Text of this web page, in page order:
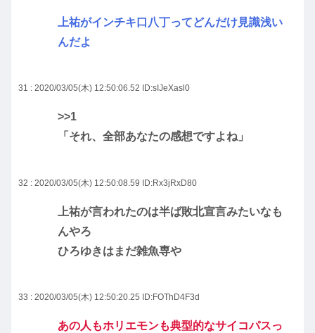
上祐がインチキ口八丁ってどんだけ見識浅い
んだよ
31 : 2020/03/05(木) 12:50:06.52 ID:sIJeXasl0
>>1
「それ、全部あなたの感想ですよね」
32 : 2020/03/05(木) 12:50:08.59 ID:Rx3jRxD80
上祐が言われたのは半ば敗北宣言みたいなも
んやろ
ひろゆきはまだ雑魚専や
33 : 2020/03/05(木) 12:50:20.25 ID:FOThD4F3d
あの人もホリエモンも典型的なサイコパスっ